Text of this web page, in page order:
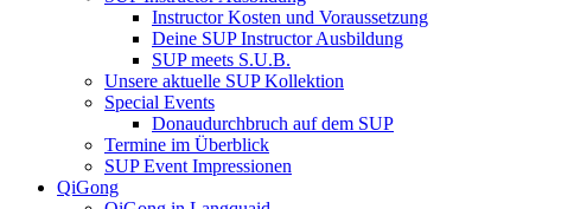
Instructor Kosten und Voraussetzung
Deine SUP Instructor Ausbildung
SUP meets S.U.B.
Unsere aktuelle SUP Kollektion
Special Events
Donaudurchbruch auf dem SUP
Termine im Überblick
SUP Event Impressionen
QiGong